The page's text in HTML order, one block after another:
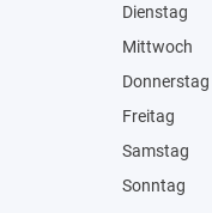
Dienstag
Mittwoch
Donnerstag
Freitag
Samstag
Sonntag